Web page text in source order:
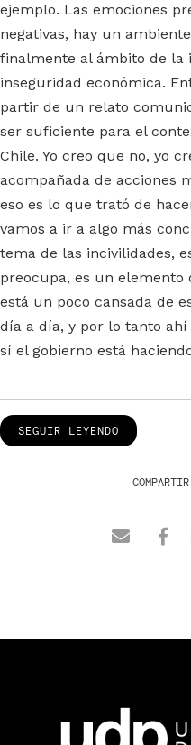
ejemplo. Las emociones
negativas, hay un
finalmente al ámbito de la
inseguridad económica.
partir de un relato
ser suficiente para el
Chile. Yo creo que no, yo
acompañada de acciones
eso es lo que trató de
vamos a ir a algo más
tema de las incivilidades,
preocupa, es un elemento
está un poco cansada de
día a día, y por lo tanto
sí el gobierno está
SEGUIR LEYENDO